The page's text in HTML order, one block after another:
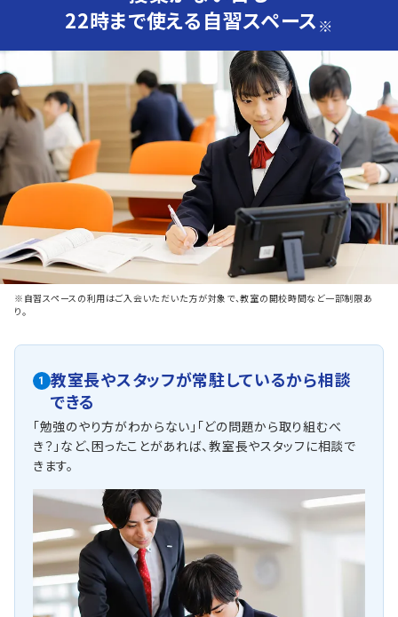
22時まで使える自習スペース ※
※自習スペースの利用はご入会いただいた方が対象で、教室の開校時間など一部制限あ
り。
1
教室長やスタッフが常駐しているから相談
できる
「勉強のやり方がわからない」「どの問題から取り組むべ
き？」など、困ったことがあれば、教室長やスタッフに相談で
きます。